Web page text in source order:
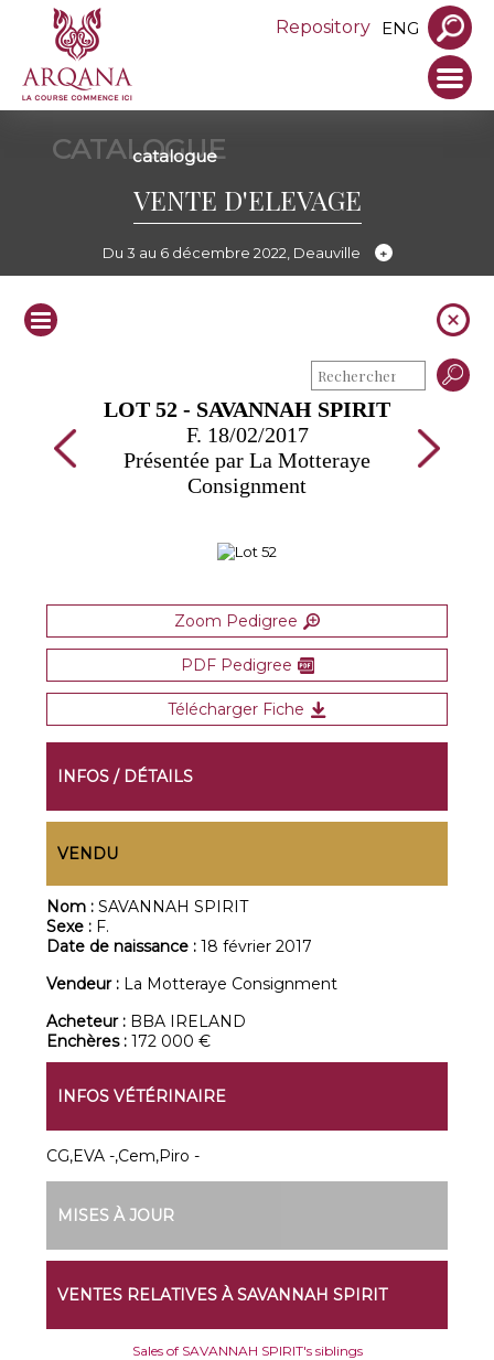
Repository ENG
CATALOGUE
catalogue
VENTE D'ELEVAGE
Du 3 au 6 décembre 2022, Deauville
LOT 52 - SAVANNAH SPIRIT
F. 18/02/2017
Présentée par La Motteraye
Consignment
Zoom Pedigree
PDF Pedigree
Télécharger Fiche
INFOS / DÉTAILS
VENDU
Nom :SAVANNAH SPIRIT
Sexe : F.
Date de naissance :18 février 2017
Vendeur : La Motteraye Consignment
Acheteur : BBA IRELAND
Enchères :172 000 €
INFOS VÉTÉRINAIRE
CG,EVA -,Cem,Piro -
MISES À JOUR
VENTES RELATIVES À SAVANNAH SPIRIT
Sales of SAVANNAH SPIRIT's siblings